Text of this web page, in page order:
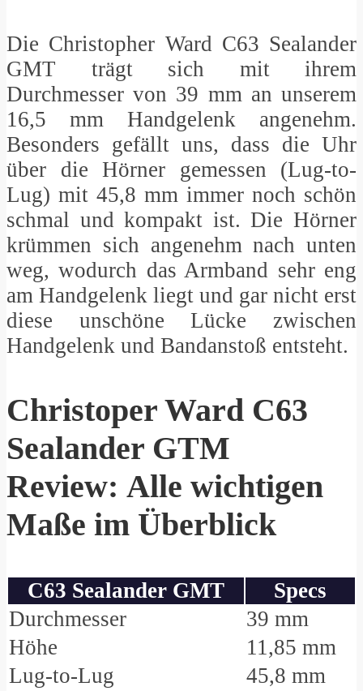
Die Christopher Ward C63 Sealander
GMT trägt sich mit ihrem
Durchmesser von 39 mm an unserem
16,5 mm Handgelenk angenehm.
Besonders gefällt uns, dass die Uhr
über die Hörner gemessen (Lug-to-
Lug) mit 45,8 mm immer noch schön
schmal und kompakt ist. Die Hörner
krümmen sich angenehm nach unten
weg, wodurch das Armband sehr eng
am Handgelenk liegt und gar nicht erst
diese unschöne Lücke zwischen
Handgelenk und Bandanstoß entsteht.
Christoper Ward C63
Sealander GTM
Review: Alle wichtigen
Maße im Überblick
C63 Sealander GMT
Specs
Durchmesser
39 mm
Höhe
11,85 mm
Lug-to-Lug
45,8 mm